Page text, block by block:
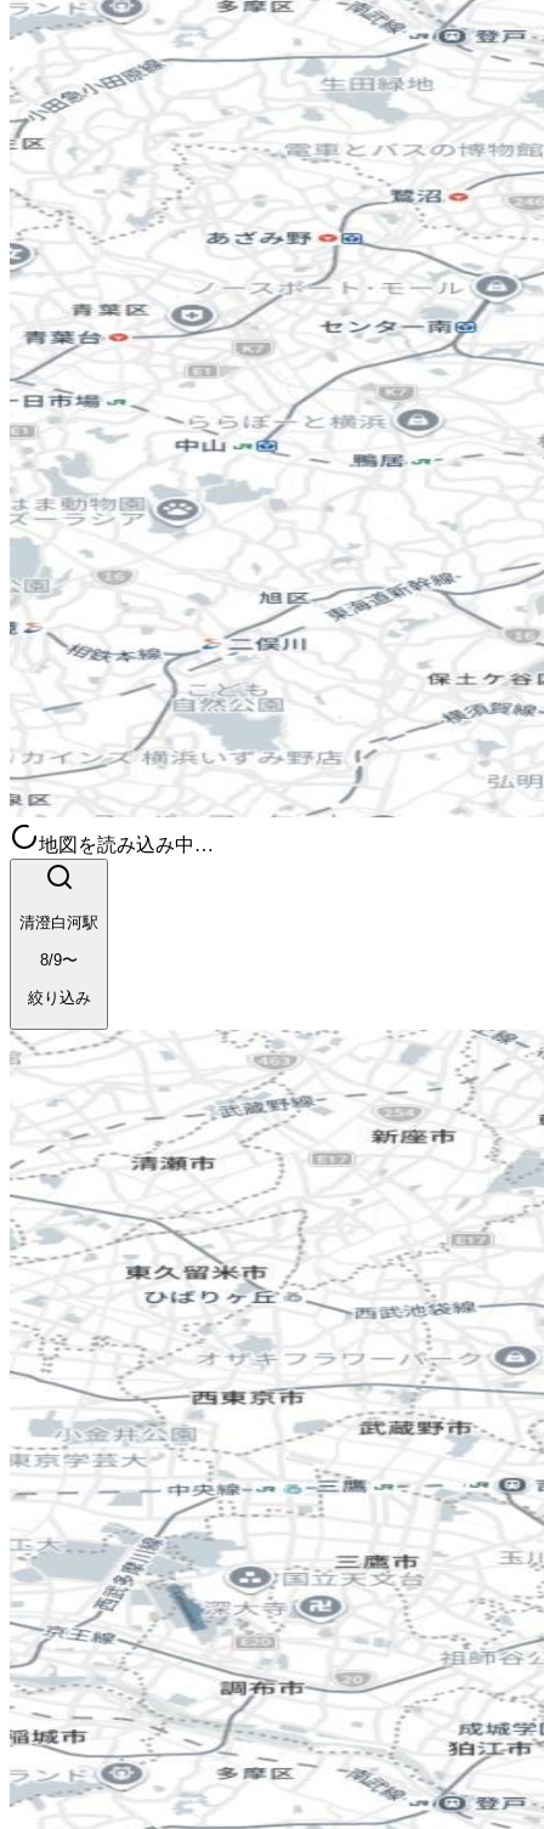
地図を読み込み中…
清澄白河駅
8/9〜
絞り込み